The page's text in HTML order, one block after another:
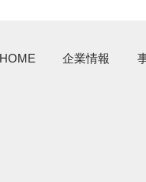
HOME 企業情報